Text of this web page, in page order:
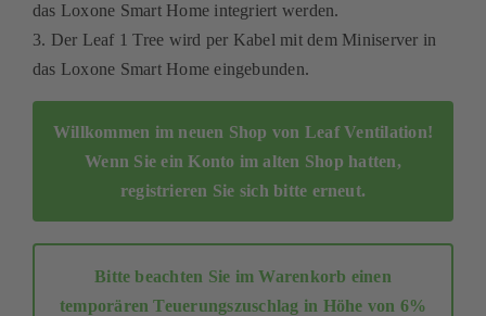
Warenkorb
das Loxone Smart Home integriert werden.
3. Der Leaf 1 Tree wird per Kabel mit dem Miniserver in
das Loxone Smart Home eingebunden.
Willkommen im neuen Shop von Leaf Ventilation!
Wenn Sie ein Konto im alten Shop hatten,
registrieren Sie sich bitte erneut.
Bitte beachten Sie im Warenkorb einen
temporären Teuerungszuschlag in Höhe von 6%